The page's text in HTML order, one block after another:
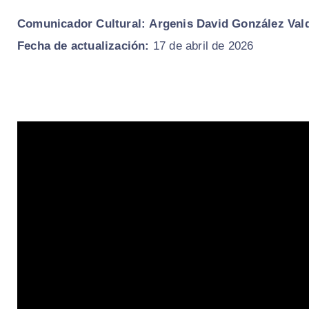
Comunicador Cultural: Argenis David González
Fecha de actualización: 17 de abril de 2026